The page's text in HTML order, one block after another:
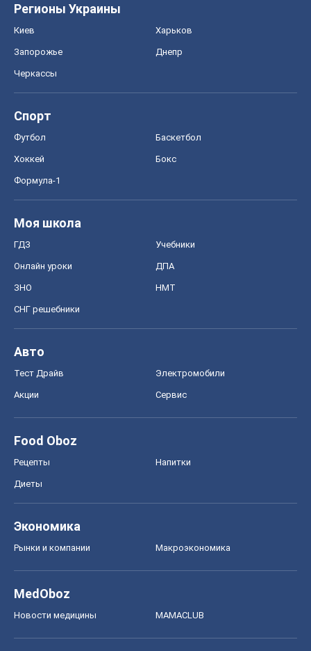
Регионы Украины
Киев Харьков
Запорожье Днепр
Черкассы
Спорт
Футбол Баскетбол
Хоккей Бокс
Формула-1
Моя школа
ГДЗ Учебники
Онлайн уроки ДПА
ЗНО НМТ
СНГ решебники
Авто
Тест Драйв Электромобили
Акции Сервис
Food Oboz
Рецепты Напитки
Диеты
Экономика
Рынки и компании Mакроэкономика
MedOboz
Новости медицины MAMACLUB